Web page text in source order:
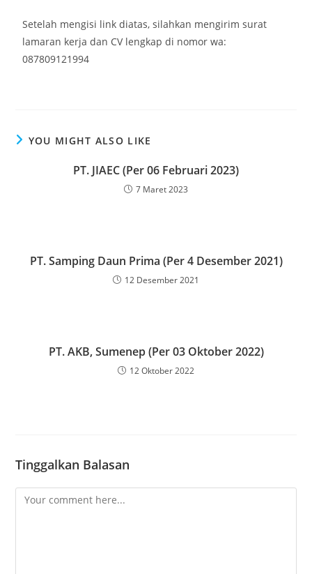
Setelah mengisi link diatas, silahkan mengirim surat
lamaran kerja dan CV lengkap di nomor wa:
087809121994
YOU MIGHT ALSO LIKE
PT. JIAEC (Per 06 Februari 2023)
7 Maret 2023
PT. Samping Daun Prima (Per 4 Desember 2021)
12 Desember 2021
PT. AKB, Sumenep (Per 03 Oktober 2022)
12 Oktober 2022
Tinggalkan Balasan